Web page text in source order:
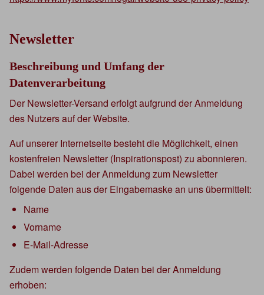
Newsletter
Beschreibung und Umfang der
Datenverarbeitung
Der Newsletter-Versand erfolgt aufgrund der Anmeldung
des Nutzers auf der Website.
Auf unserer Internetseite besteht die Möglichkeit, einen
kostenfreien Newsletter (Inspirationspost) zu abonnieren.
Dabei werden bei der Anmeldung zum Newsletter
folgende Daten aus der Eingabemaske an uns übermittelt:
Name
Vorname
E-Mail-Adresse
Zudem werden folgende Daten bei der Anmeldung
erhoben: